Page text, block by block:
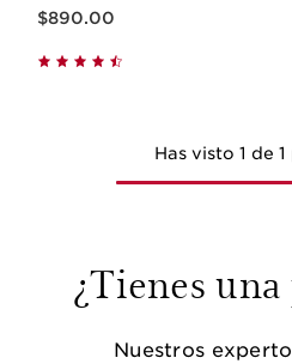
$890.00
Has visto 1 de
¿Tienes
Nuestros